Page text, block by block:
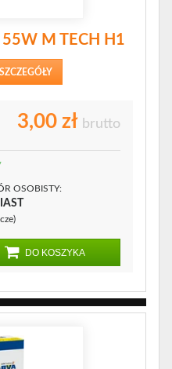
M TECH H1
3,00 zł brutto
OSOBISTY:
DO KOSZYKA